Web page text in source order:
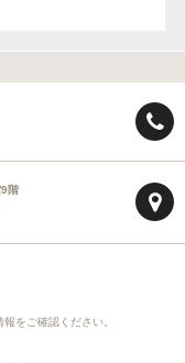
階
をご確認ください。